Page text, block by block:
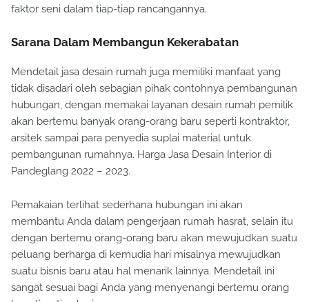
faktor seni dalam tiap-tiap rancangannya.
Sarana Dalam Membangun Kekerabatan
Mendetail jasa desain rumah juga memiliki manfaat yang
tidak disadari oleh sebagian pihak contohnya pembangunan
hubungan, dengan memakai layanan desain rumah pemilik
akan bertemu banyak orang-orang baru seperti kontraktor,
arsitek sampai para penyedia suplai material untuk
pembangunan rumahnya. Harga Jasa Desain Interior di
Pandeglang 2022 – 2023.
Pemakaian terlihat sederhana hubungan ini akan
membantu Anda dalam pengerjaan rumah hasrat, selain itu
dengan bertemu orang-orang baru akan mewujudkan suatu
peluang berharga di kemudia hari misalnya mewujudkan
suatu bisnis baru atau hal menarik lainnya. Mendetail ini
sangat sesuai bagi Anda yang menyenangi bertemu orang